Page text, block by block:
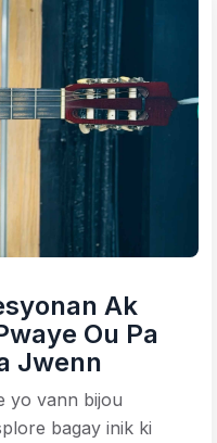
Ak
Ou Pa
Jwenn
yo vann bijou
bagay inik ki